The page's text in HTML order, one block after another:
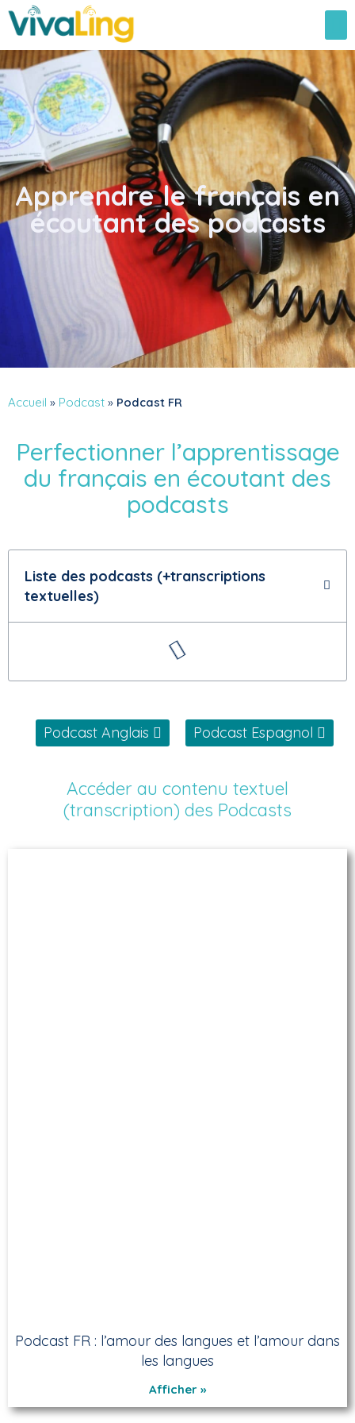
Apprendre le français en
écoutant des podcasts
Accueil » Podcast » Podcast FR
Perfectionner l’apprentissage
du français en écoutant des
podcasts
Liste des podcasts (+transcriptions
textuelles)
Podcast Anglais Podcast Espagnol
Accéder au contenu textuel
(transcription) des Podcasts
Podcast FR : l’amour des langues et l’amour dans
les langues
Afficher »